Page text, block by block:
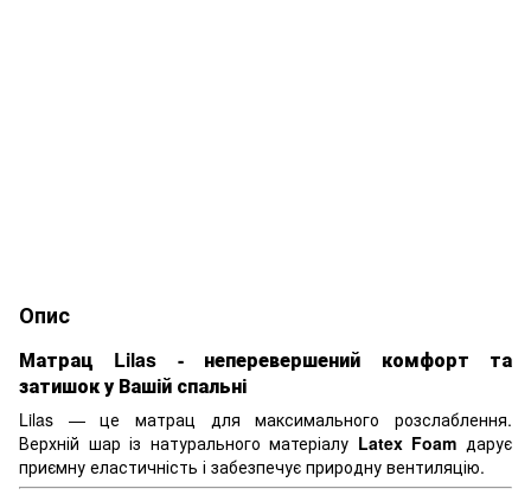
Опис
Матрац Lilas - неперевершений комфорт та
затишок у Вашій спальні
Lilas — це матрац для максимального розслаблення.
Верхній шар із натурального матеріалу Latex Foam дарує
приємну еластичність і забезпечує природну вентиляцію.